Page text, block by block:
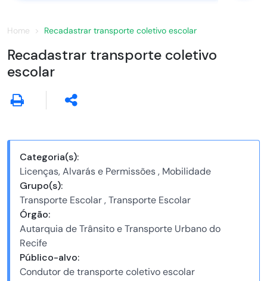
Home Recadastrar transporte coletivo escolar
Recadastrar transporte coletivo
escolar
Categoria(s):
Licenças, Alvarás e Permissões , Mobilidade
Grupo(s):
Transporte Escolar , Transporte Escolar
Órgão:
Autarquia de Trânsito e Transporte Urbano do
Recife
Público-alvo:
Condutor de transporte coletivo escolar